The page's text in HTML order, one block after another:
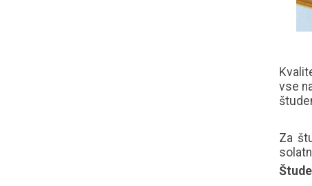
vse
Za